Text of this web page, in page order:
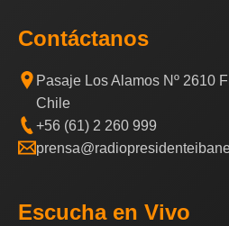
Contáctanos
Pasaje Los Alamos Nº 2610
Chile
+56 (61) 2 260 999
Escucha en Vivo